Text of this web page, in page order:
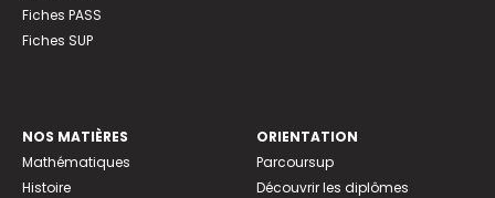
Fiches PASS
Fiches SUP
NOS MATIÈRES
Mathématiques
Histoire
ORIENTATION
Parcoursup
Découvrir les diplômes